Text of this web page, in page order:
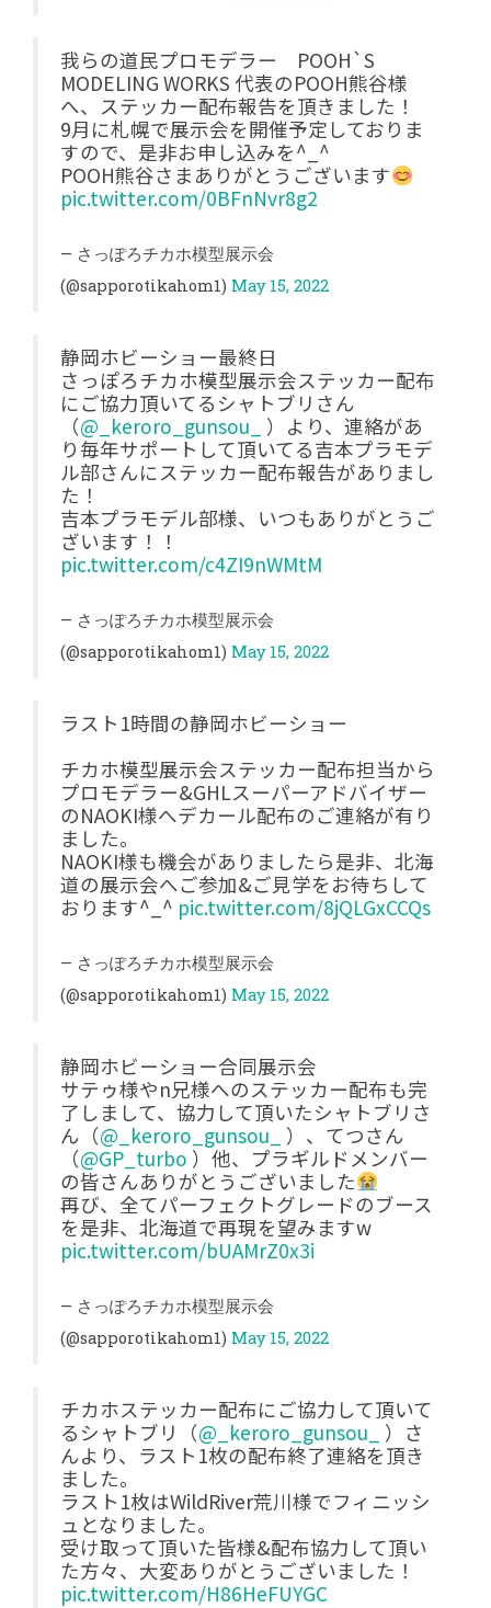
我らの道民プロモデラー POOH`S
MODELING WORKS 代表のPOOH熊谷様
へ、ステッカー配布報告を頂きました！
9月に札幌で展示会を開催予定しておりま
すので、是非お申し込みを^_^
POOH熊谷さまありがとうございます
pic.twitter.com/0BFnNvr8g2
— さっぽろチカホ模型展示会
(@sapporotikahom1) May 15, 2022
静岡ホビーショー最終日
さっぽろチカホ模型展示会ステッカー配布
にご協力頂いてるシャトブリさん
（@_keroro_gunsou_
）より、連絡があ
り毎年サポートして頂いてる吉本プラモデ
ル部さんにステッカー配布報告がありまし
た！
吉本プラモデル部様、いつもありがとうご
ざいます！！
pic.twitter.com/c4ZI9nWMtM
— さっぽろチカホ模型展示会
(@sapporotikahom1) May 15, 2022
ラスト1時間の静岡ホビーショー
チカホ模型展示会ステッカー配布担当から
プロモデラー&GHLスーパーアドバイザー
のNAOKI様へデカール配布のご連絡が有り
ました。
NAOKI様も機会がありましたら是非、北海
道の展示会へご参加&ご見学をお待ちして
おります^_^ pic.twitter.com/8jQLGxCCQs
— さっぽろチカホ模型展示会
(@sapporotikahom1) May 15, 2022
静岡ホビーショー合同展示会
サテゥ様やn兄様へのステッカー配布も完
了しまして、協力して頂いたシャトブリさ
ん（@_keroro_gunsou_
）、てつさん
（@GP_turbo ）他、プラギルドメンバー
の皆さんありがとうございました
再び、全てパーフェクトグレードのブース
を是非、北海道で再現を望みますw
pic.twitter.com/bUAMrZ0x3i
— さっぽろチカホ模型展示会
(@sapporotikahom1) May 15, 2022
チカホステッカー配布にご協力して頂いて
るシャトブリ（@_keroro_gunsou_
）さ
んより、ラスト1枚の配布終了連絡を頂き
ました。
ラスト1枚はWildRiver荒川様でフィニッシ
ュとなりました。
受け取って頂いた皆様&配布協力して頂い
た方々、大変ありがとうございました！
pic.twitter.com/H86HeFUYGC